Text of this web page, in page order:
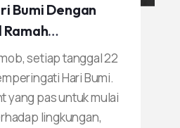
Bumi Dengan
setiap tanggal 22
Hari Bumi.
yang pas untuk mulai
lingkungan,